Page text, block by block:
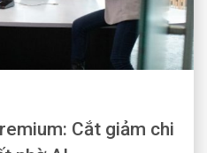
Cắt giảm chi